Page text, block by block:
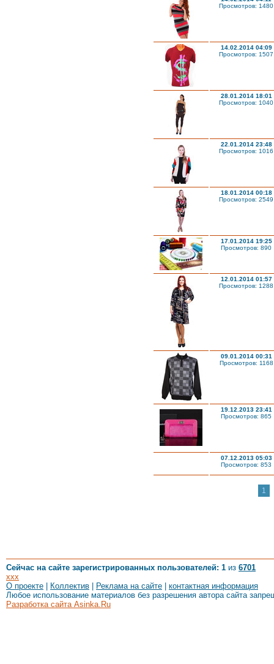
Просмотров: 1480
14.02.2014 04:09
Просмотров: 1507
28.01.2014 18:01
Просмотров: 1040
22.01.2014 23:48
Просмотров: 1016
18.01.2014 00:18
Просмотров: 2549
17.01.2014 19:25
Просмотров: 890
12.01.2014 01:57
Просмотров: 1288
09.01.2014 00:31
Просмотров: 1168
19.12.2013 23:41
Просмотров: 865
07.12.2013 05:03
Просмотров: 853
1
Сейчас на сайте зарегистрированных пользователей: 1 из 6701
xxx
О проекте
Коллектив Реклама на сайте
контактная информация
Любое использование материалов без разрешения автора сайта
Разработка сайта Asinka.Ru